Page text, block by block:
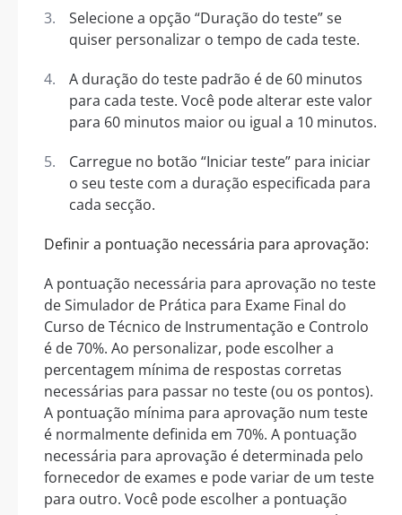
Selecione a opção “Duração do teste” se
quiser personalizar o tempo de cada teste.
A duração do teste padrão é de 60 minutos
para cada teste. Você pode alterar este valor
para 60 minutos maior ou igual a 10 minutos.
Carregue no botão “Iniciar teste” para iniciar
o seu teste com a duração especificada para
cada secção.
Definir a pontuação necessária para aprovação:
A pontuação necessária para aprovação no teste
de Simulador de Prática para Exame Final do
Curso de Técnico de Instrumentação e Controlo
é de 70%. Ao personalizar, pode escolher a
percentagem mínima de respostas corretas
necessárias para passar no teste (ou os pontos).
A pontuação mínima para aprovação num teste
é normalmente definida em 70%. A pontuação
necessária para aprovação é determinada pelo
fornecedor de exames e pode variar de um teste
para outro. Você pode escolher a pontuação